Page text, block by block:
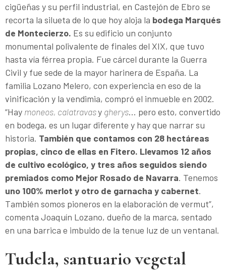
cigüeñas y su perfil industrial, en Castejón de Ebro se
recorta la silueta de lo que hoy aloja la bodega Marqués
de Montecierzo. Es su edificio un conjunto
monumental polivalente de finales del XIX, que tuvo
hasta vía férrea propia. Fue cárcel durante la Guerra
Civil y fue sede de la mayor harinera de España. La
familia Lozano Melero, con experiencia en eso de la
vinificación y la vendimia, compró el inmueble en 2002.
“Hay moneos, calatravasy gherys... pero esto, convertido
en bodega, es un lugar diferente y hay que narrar su
historia. También que contamos con 28 hectáreas
propias, cinco de ellas en Fitero. Llevamos 12 años
de cultivo ecológico, y tres años seguidos siendo
premiados como Mejor Rosado de Navarra. Tenemos
uno 100% merlot y otro de garnacha y cabernet.
También somos pioneros en la elaboración de vermut”,
comenta Joaquín Lozano, dueño de la marca, sentado
en una barrica e imbuido de la tenue luz de un ventanal.
Tudela, santuario vegetal